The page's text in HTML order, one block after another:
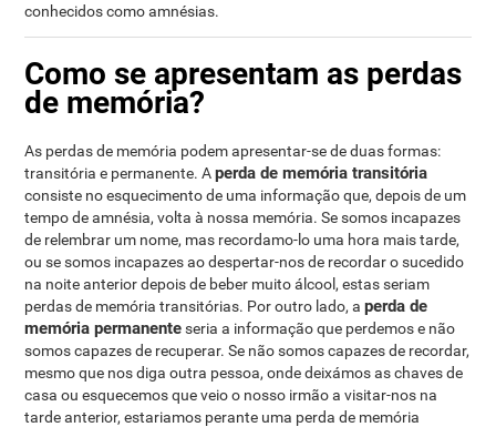
conhecidos como amnésias.
Como se apresentam as perdas
de memória?
As perdas de memória podem apresentar-se de duas formas:
transitória e permanente. Aperda de memória transitória
consiste no esquecimento de uma informação que, depois de um
tempo de amnésia, volta à nossa memória. Se somos incapazes
de relembrar um nome, mas recordamo-lo uma hora mais tarde,
ou se somos incapazes ao despertar-nos de recordar o sucedido
na noite anterior depois de beber muito álcool, estas seriam
perdas de memória transitórias. Por outro lado, aperda de
memória permanenteseria a informação que perdemos e não
somos capazes de recuperar. Se não somos capazes de recordar,
mesmo que nos diga outra pessoa, onde deixámos as chaves de
casa ou esquecemos que veio o nosso irmão a visitar-nos na
tarde anterior, estariamos perante uma perda de memória